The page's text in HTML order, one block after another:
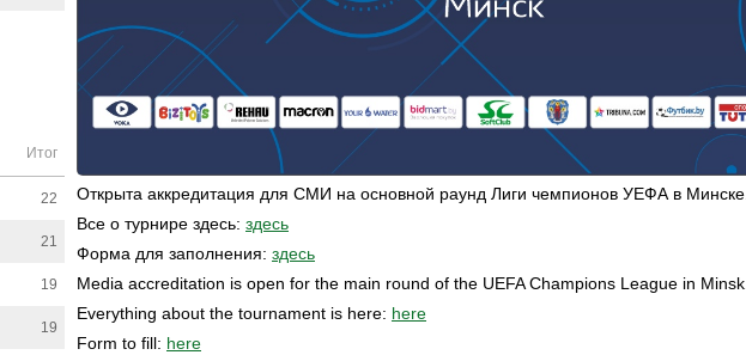
Итог
22
21
19
19
Открыта аккредитация для СМИ на основной раунд Лиги чемпионов УЕФА в Минске.
Все о турнире здесь: здесь
Форма для заполнения: здесь
Media accreditation is open for the main round of the UEFA Champions League in Minsk.
Everything about the tournament is here: here
Form to fill: here